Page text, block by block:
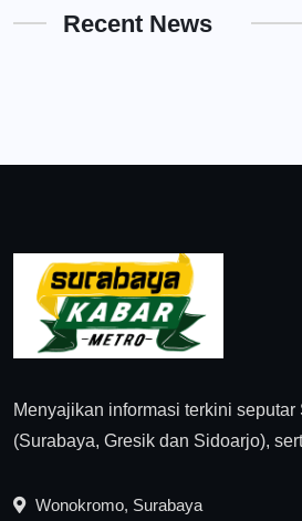
Recent News
Menyajikan informasi terkini seputar
(Surabaya, Gresik dan Sidoarjo),
Wonokromo, Surabaya